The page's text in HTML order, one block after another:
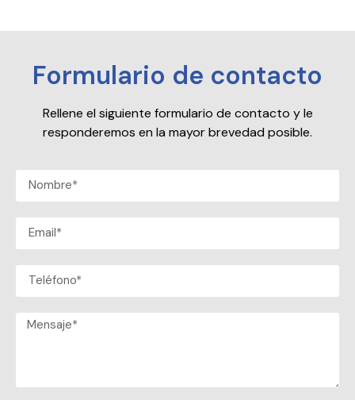
Formulario de contacto
Rellene el siguiente formulario de contacto y le
responderemos en la mayor brevedad posible.